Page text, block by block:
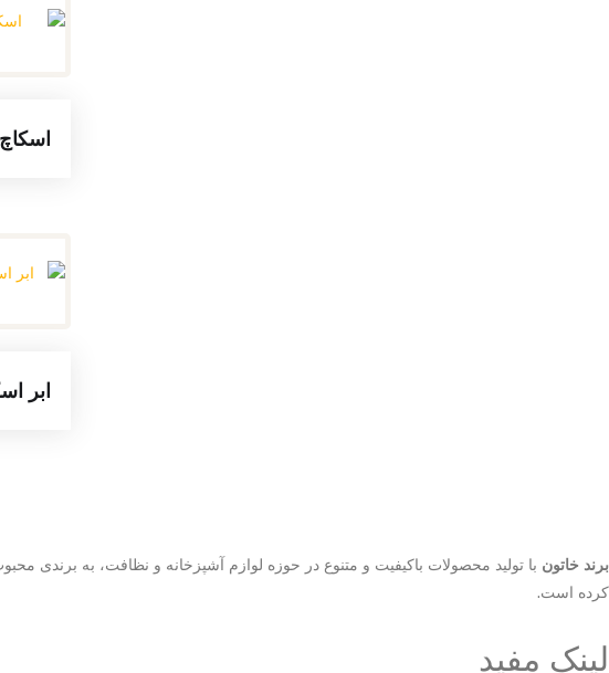
ابر
برند خاتون با تولید محصولات باکیفیت و متنوع در حوزه لوازم آشپزخانه و نظافت، به برندی
کرده است.
لینک مفید